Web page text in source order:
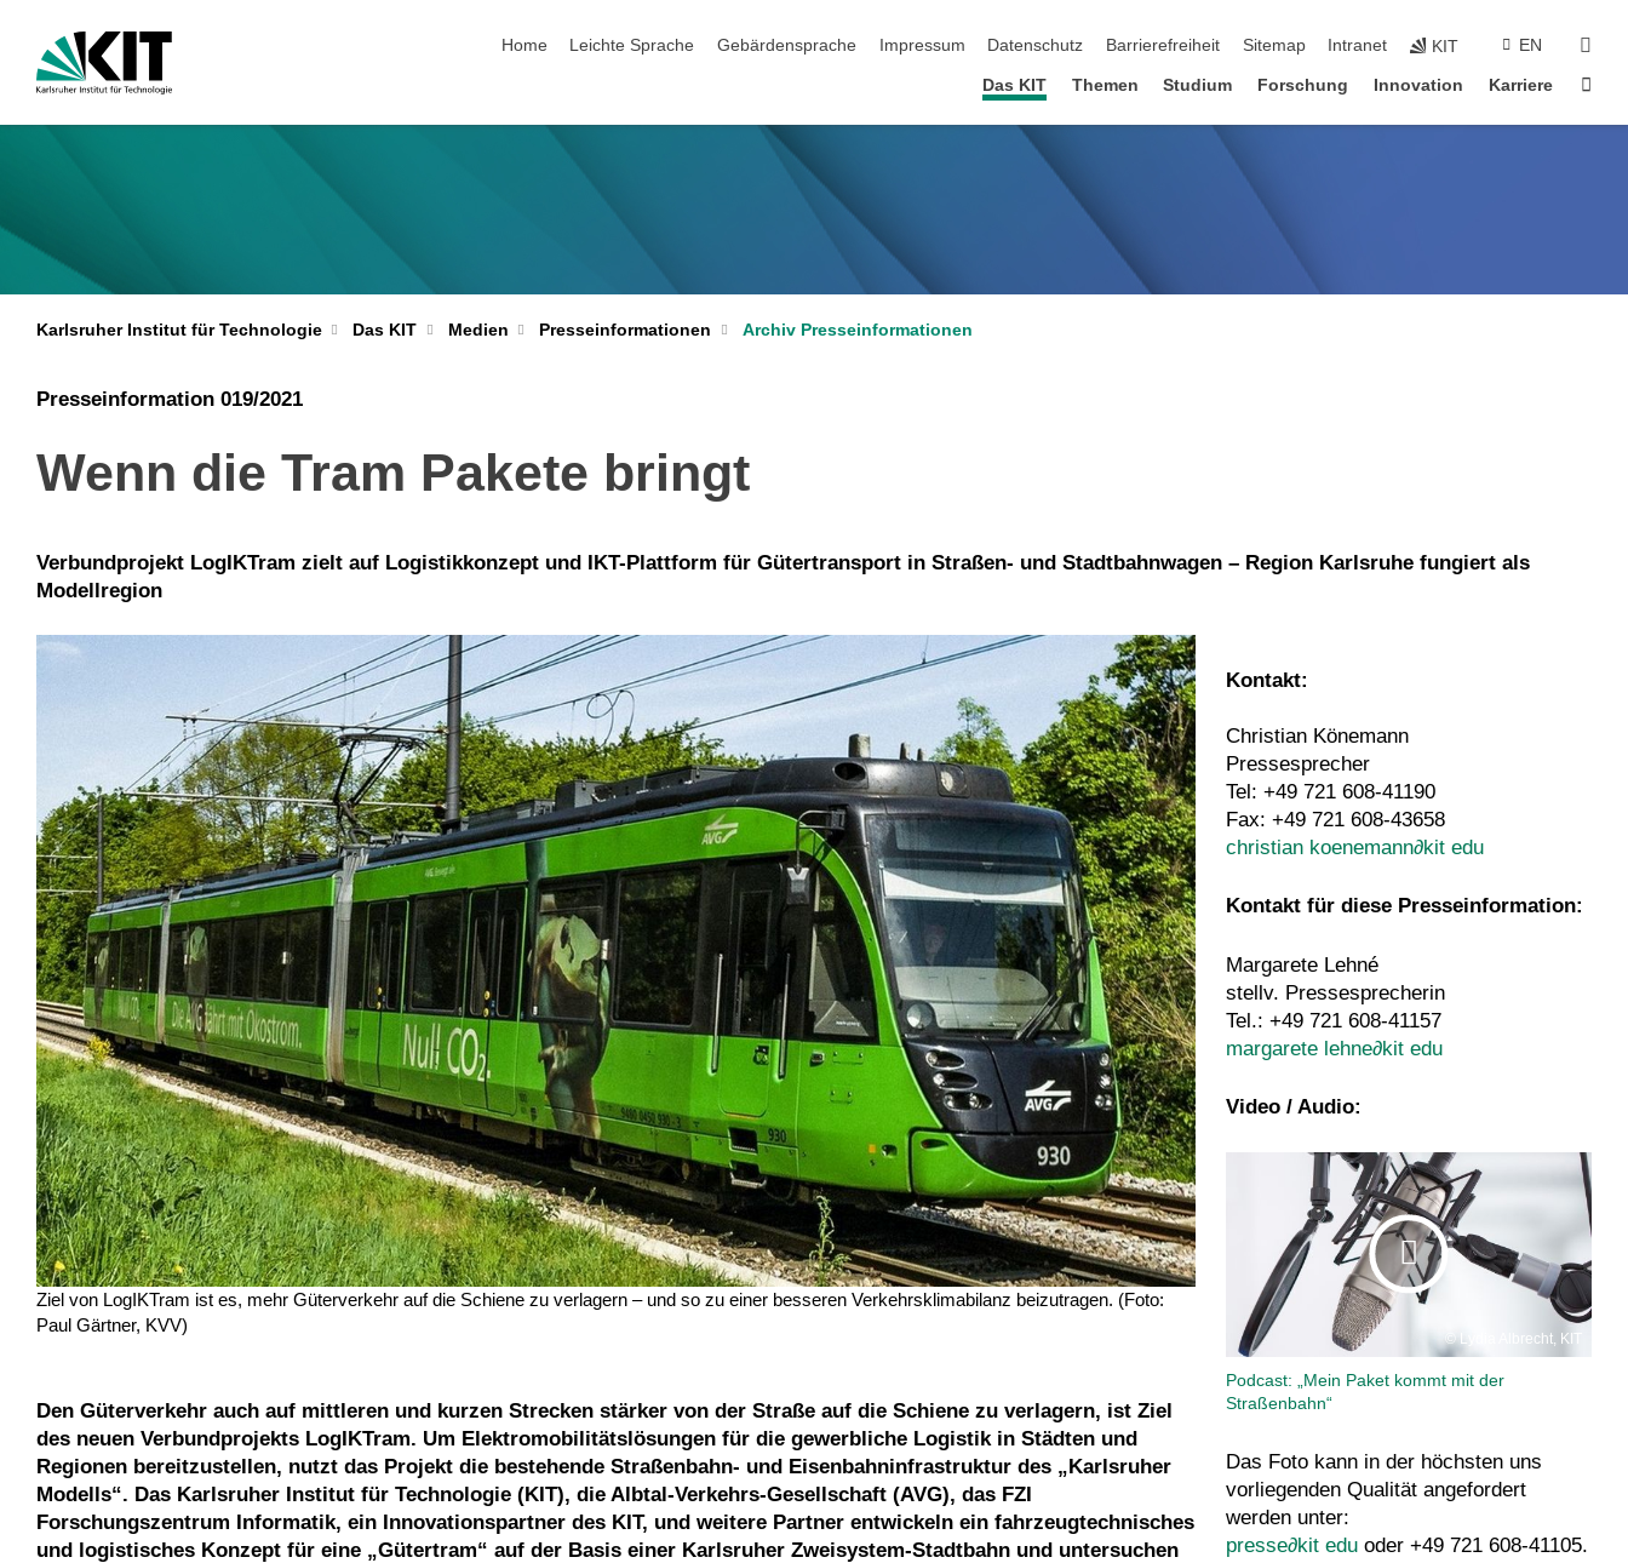
Home
Leichte Sprache Gebärdensprache Impressum Datenschutz Barrierefreiheit Sitemap Intranet KIT EN
Das KIT Themen Studium Forschung Innovation Karriere
Karlsruher Institut für Technologie Das KIT Medien Presseinformationen Archiv Presseinformationen
Presseinformation 019/2021
Wenn die Tram Pakete bringt
Verbundprojekt LogIKTram zielt auf Logistikkonzept und IKT-Plattform für Gütertransport in Straßen- und Stadtbahnwagen – Region Karlsruhe fungiert als
Modellregion
Ziel von LogIKTram ist es, mehr Güterverkehr auf die Schiene zu verlagern – und so zu einer besseren Verkehrsklimabilanz beizutragen. (Foto:
Paul Gärtner, KVV)
Den Güterverkehr auch auf mittleren und kurzen Strecken stärker von der Straße auf die Schiene zu verlagern, ist Ziel
des neuen Verbundprojekts LogIKTram. Um Elektromobilitätslösungen für die gewerbliche Logistik in Städten und
Regionen bereitzustellen, nutzt das Projekt die bestehende Straßenbahn- und Eisenbahninfrastruktur des „Karlsruher
Modells“. Das Karlsruher Institut für Technologie (KIT), die Albtal-Verkehrs-Gesellschaft (AVG), das FZI
Forschungszentrum Informatik, ein Innovationspartner des KIT, und weitere Partner entwickeln ein fahrzeugtechnisches
und logistisches Konzept für eine „Gütertram“ auf der Basis einer Karlsruher Zweisystem-Stadtbahn und untersuchen
Kontakt:
Christian Könemann
Pressesprecher
Tel: +49 721 608-41190
Fax: +49 721 608-43658
christian koenemann∂kit edu
Kontakt für diese Presseinformation:
Margarete Lehné
stellv. Pressesprecherin
Tel.: +49 721 608-41157
margarete lehne∂kit edu
Video / Audio:
Lydia Albrecht, KIT
Podcast: „Mein Paket kommt mit der
Straßenbahn“
Das Foto kann in der höchsten uns
vorliegenden Qualität angefordert
werden unter:
presse∂kit edu oder +49 721 608-41105.